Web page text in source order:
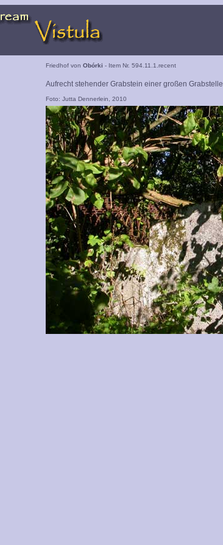
Friedhof von Obórki - Item Nr. 594.11.1.recent
Aufrecht stehender Grabstein einer großen Grabstelle
Foto: Jutta Dennerlein, 2010